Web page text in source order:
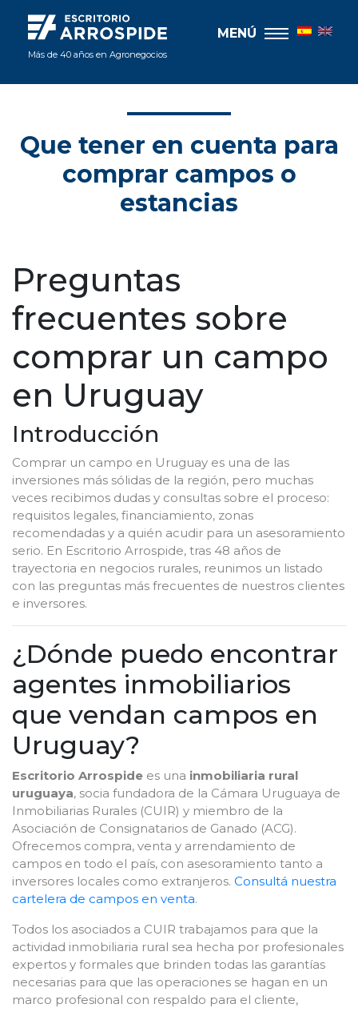
Más de 40 años en Agronegocios
MENÚ
Que tener en cuenta para
comprar campos o
estancias
Preguntas
frecuentes sobre
comprar un campo
en Uruguay
Introducción
Comprar un campo en Uruguay es una de las
inversiones más sólidas de la región, pero muchas
veces recibimos dudas y consultas sobre el proceso:
requisitos legales, financiamiento, zonas
recomendadas y a quién acudir para un asesoramiento
serio. En Escritorio Arrospide, tras 48 años de
trayectoria en negocios rurales, reunimos un listado
con las preguntas más frecuentes de nuestros clientes
e inversores.
¿Dónde puedo encontrar
agentes inmobiliarios
que vendan campos en
Uruguay?
Escritorio Arrospide es una inmobiliaria rural
uruguaya, socia fundadora de la Cámara Uruguaya de
Inmobiliarias Rurales (CUIR) y miembro de la
Asociación de Consignatarios de Ganado (ACG).
Ofrecemos compra, venta y arrendamiento de
campos en todo el país, con asesoramiento tanto a
inversores locales como extranjeros. Consultá nuestra
cartelera de campos en venta.
Todos los asociados a CUIR trabajamos para que la
actividad inmobiliaria rural sea hecha por profesionales
expertos y formales que brinden todas las garantías
necesarias para que las operaciones se hagan en un
marco profesional con respaldo para el cliente,